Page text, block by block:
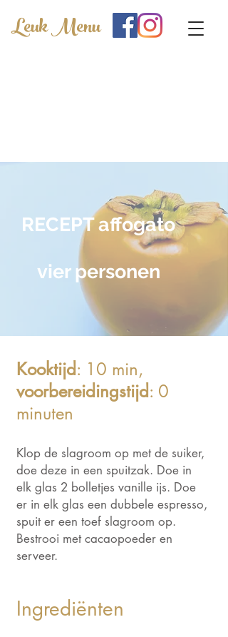
Leuk Menu
Kooktijd: 10 min,
voorbereidingstijd: 0
minuten
Klop de slagroom op met de suiker,
doe deze in een spuitzak. Doe in
elk glas 2 bolletjes vanille ijs. Doe
er in elk glas een dubbele espresso,
spuit er een toef slagroom op.
Bestrooi met cacaopoeder en
serveer.
Ingrediënten
RECEPT affogato
vier personen